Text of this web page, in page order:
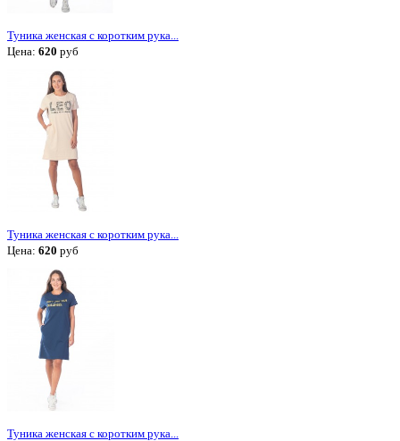
Туника женская с коротким рука...
Цена: 620 руб
Туника женская с коротким рука...
Цена: 620 руб
Туника женская с коротким рука...